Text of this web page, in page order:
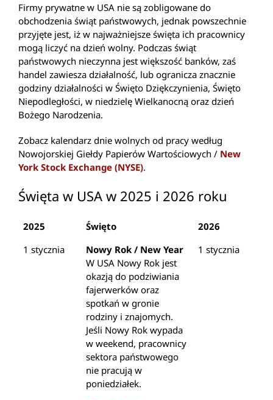
Firmy prywatne w USA nie są zobligowane do
obchodzenia świąt państwowych, jednak powszechnie
przyjęte jest, iż w najważniejsze święta ich pracownicy
mogą liczyć na dzień wolny. Podczas świąt
państwowych nieczynna jest większość banków, zaś
handel zawiesza działalność, lub ogranicza znacznie
godziny działalności w Święto Dziękczynienia, Święto
Niepodległości, w niedzielę Wielkanocną oraz dzień
Bożego Narodzenia.
Zobacz kalendarz dnie wolnych od pracy według
Nowojorskiej Giełdy Papierów Wartościowych / New
York Stock Exchange (NYSE).
Święta w USA w 2025 i 2026 roku
2025 Święto
2026
1 stycznia
Nowy Rok / New Year
W USA Nowy Rok jest
okazją do podziwiania
fajerwerków oraz
spotkań w gronie
rodziny i znajomych.
Jeśli Nowy Rok wypada
w weekend, pracownicy
sektora państwowego
nie pracują w
poniedziałek.
1 stycznia